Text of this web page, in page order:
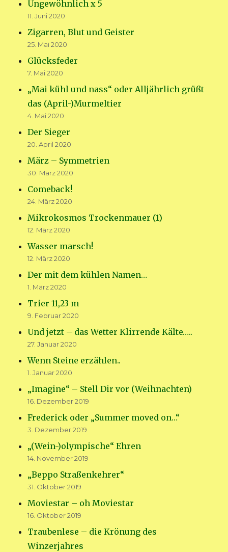
Ungewöhnlich x 5
11. Juni 2020
Zigarren, Blut und Geister
25. Mai 2020
Glücksfeder
7. Mai 2020
„Mai kühl und nass“ oder Alljährlich grüßt
das (April-)Murmeltier
4. Mai 2020
Der Sieger
20. April 2020
März – Symmetrien
30. März 2020
Comeback!
24. März 2020
Mikrokosmos Trockenmauer (1)
12. März 2020
Wasser marsch!
12. März 2020
Der mit dem kühlen Namen…
1. März 2020
Trier 11,23 m
9. Februar 2020
Und jetzt – das Wetter Klirrende Kälte…..
27. Januar 2020
Wenn Steine erzählen..
1. Januar 2020
„Imagine“ – Stell Dir vor (Weihnachten)
16. Dezember 2019
Frederick oder „Summer moved on…“
3. Dezember 2019
„(Wein-)olympische“ Ehren
14. November 2019
„Beppo Straßenkehrer“
31. Oktober 2019
Moviestar – oh Moviestar
16. Oktober 2019
Traubenlese – die Krönung des
Winzerjahres